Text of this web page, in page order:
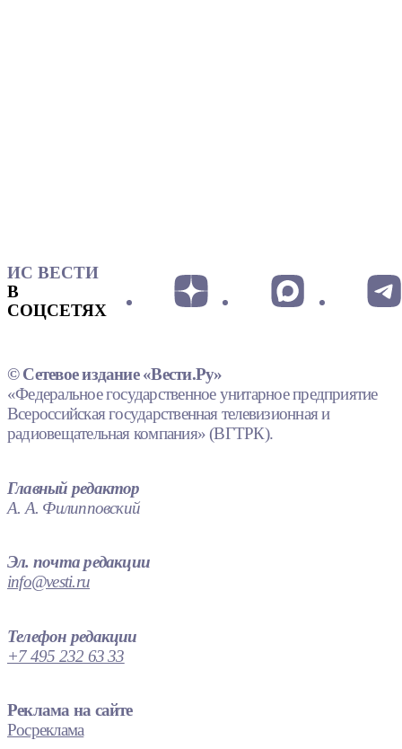
ИС ВЕСТИ
В
СОЦСЕТЯХ
© Сетевое издание «Вести.Ру»
«Федеральное государственное унитарное предприятие
Всероссийская государственная телевизионная и
радиовещательная компания» (ВГТРК).
Главный редактор
А. А. Филипповский
Эл. почта редакции
info@vesti.ru
Телефон редакции
+7 495 232 63 33
Реклама на сайте
Росреклама